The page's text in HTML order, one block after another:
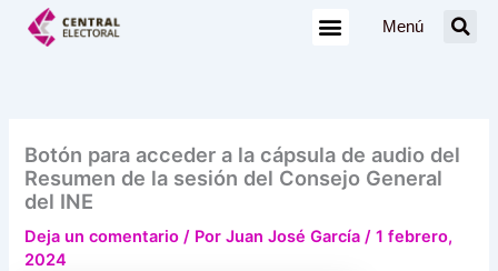
Menú
Botón para acceder a la cápsula de audio del
Resumen de la sesión del Consejo General
del INE
Deja un comentario / PorJuan José García/1 febrero,
2024